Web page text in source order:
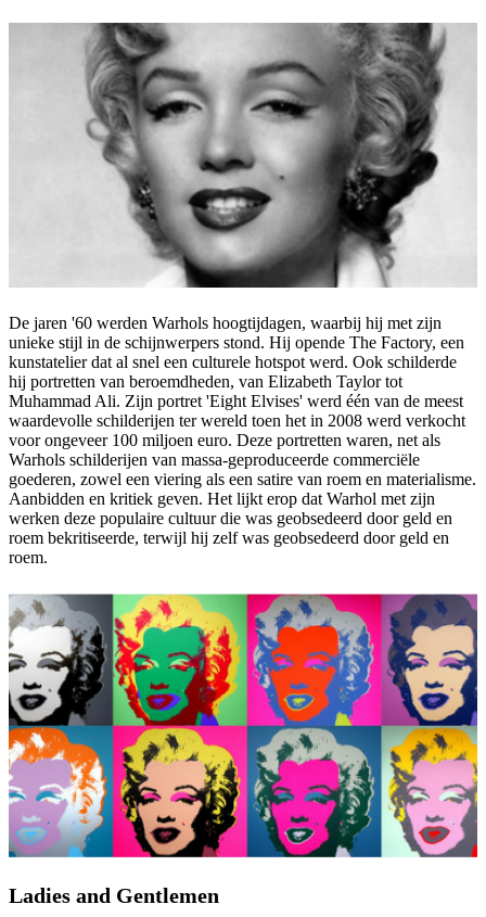
De jaren '60 werden Warhols hoogtijdagen, waarbij hij met zijn
unieke stijl in de schijnwerpers stond. Hij opende The Factory, een
kunstatelier dat al snel een culturele hotspot werd. Ook schilderde
hij portretten van beroemdheden, van Elizabeth Taylor tot
Muhammad Ali. Zijn portret 'Eight Elvises' werd één van de meest
waardevolle schilderijen ter wereld toen het in 2008 werd verkocht
voor ongeveer 100 miljoen euro. Deze portretten waren, net als
Warhols schilderijen van massa-geproduceerde commerciële
goederen, zowel een viering als een satire van roem en materialisme.
Aanbidden en kritiek geven. Het lijkt erop dat Warhol met zijn
werken deze populaire cultuur die was geobsedeerd door geld en
roem bekritiseerde, terwijl hij zelf was geobsedeerd door geld en
roem.
Ladies and Gentlemen